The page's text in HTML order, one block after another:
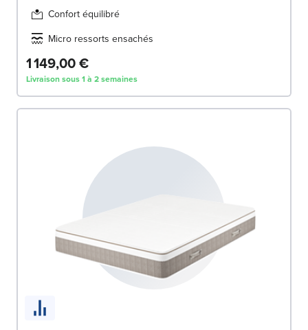
Confort équilibré
Micro ressorts ensachés
1 149,00 €
Livraison sous 1 à 2 semaines